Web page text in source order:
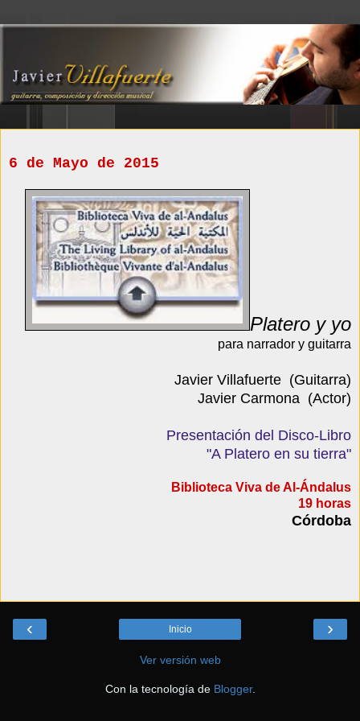
6 de Mayo de 2015
Platero y yo
para narrador y guitarra
Javier Villafuerte (Guitarra)
Javier Carmona (Actor)
Presentación del Disco-Libro
"A Platero en su tierra"
Biblioteca Viva de Al-Ándalus
19 horas
Córdoba
‹ ›
Inicio
Ver versión web
Con la tecnología de Blogger.